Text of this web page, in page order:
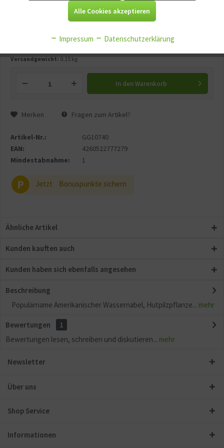
7,90 € *
Versandgewicht: 0.15 kg
In den Warenkorb
Merken Fragen zum Artikel?
Artikel-Nr.:
GG10740
EAN:
4260522777279
Mindestabnahme:
1
P Jetzt Bonuspunkte sichern
Ähnliche Artikel
Kunden kauften auch
Kunden haben sich ebenfalls angesehen
Beschreibung
Populärname Amerikanischer Wassernabel, Hutpilzpflanze... mehr
Bewertungen
1
Bewertungen lesen, schreiben und diskutieren... mehr
Newsletter
Über uns
Shop Service
Informationen
Service Aktiv
Sonstige Aktiv
Alle Cookies akzeptieren
Impressum Datenschutzerklärung